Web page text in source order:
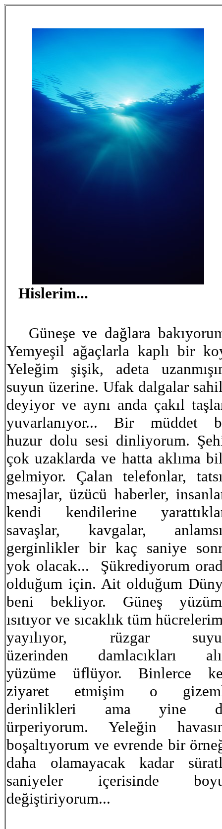
Hislerim...
Güneşe ve dağlara
Yemyeşil ağaçlarla kaplı bir
Yeleğim şişik, adeta
suyun üzerine. Ufak dalgalar
deyiyor ve aynı anda çakıl
yuvarlanıyor... Bir müddet
huzur dolu sesi dinliyorum.
çok uzaklarda ve hatta aklıma
gelmiyor. Çalan telefonlar,
mesajlar, üzücü haberler,
kendi kendilerine
savaşlar, kavgalar,
gerginlikler bir kaç saniye
yok olacak... Şükrediyorum
olduğum için. Ait olduğum
beni bekliyor. Güneş
ısıtıyor ve sıcaklık tüm
yayılıyor, rüzgar
üzerinden damlacıkları
yüzüme üflüyor. Binlerce
ziyaret etmişim o
derinlikleri ama yine
ürperiyorum. Yeleğin
boşaltıyorum ve evrende bir
daha olamayacak kadar
saniyeler içerisinde
değiştiriyorum...